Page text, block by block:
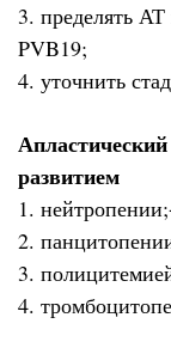
3. пределять
PVB19;
4. уточнить
развитием
1.
2.
3.
4.